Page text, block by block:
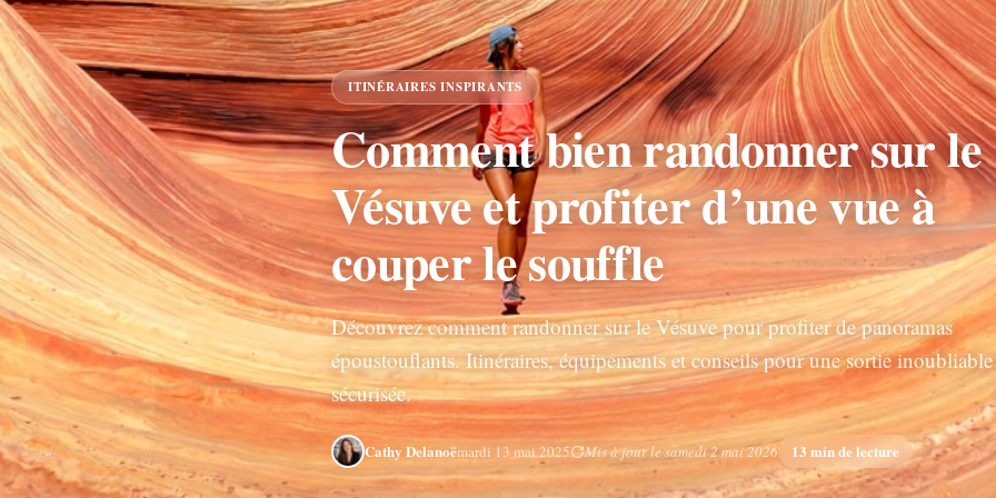
ITINÉRAIRES INSPIRANTS
Comment bien randonner sur le
Vésuve et profiter d’une vue à
couper le souffle
Découvrez comment randonner sur le Vésuve pour profiter de panoramas
époustouflants. Itinéraires, équipements et conseils pour une sortie
sécurisée.
Cathy Delanoëmardi 13 mai 2025 Mis à jour le samedi 2 mai 2026 13 min de lecture